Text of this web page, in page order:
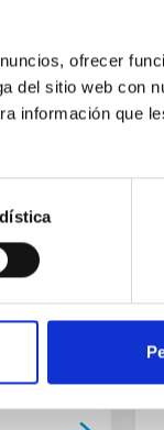
ofrecer
del sitio web con
información que
II